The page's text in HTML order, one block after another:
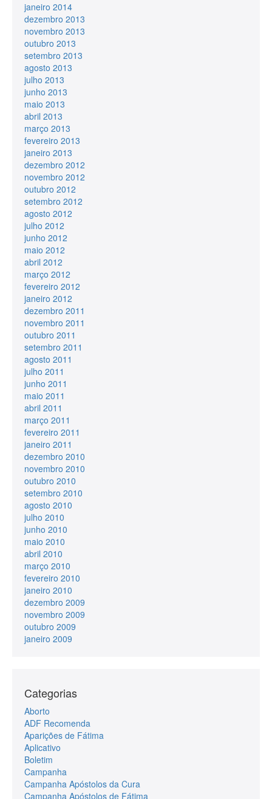
janeiro 2014
dezembro 2013
novembro 2013
outubro 2013
setembro 2013
agosto 2013
julho 2013
junho 2013
maio 2013
abril 2013
março 2013
fevereiro 2013
janeiro 2013
dezembro 2012
novembro 2012
outubro 2012
setembro 2012
agosto 2012
julho 2012
junho 2012
maio 2012
abril 2012
março 2012
fevereiro 2012
janeiro 2012
dezembro 2011
novembro 2011
outubro 2011
setembro 2011
agosto 2011
julho 2011
junho 2011
maio 2011
abril 2011
março 2011
fevereiro 2011
janeiro 2011
dezembro 2010
novembro 2010
outubro 2010
setembro 2010
agosto 2010
julho 2010
junho 2010
maio 2010
abril 2010
março 2010
fevereiro 2010
janeiro 2010
dezembro 2009
novembro 2009
outubro 2009
janeiro 2009
Categorias
Aborto
ADF Recomenda
Aparições de Fátima
Aplicativo
Boletim
Campanha
Campanha Apóstolos da Cura
Campanha Apóstolos de Fátima